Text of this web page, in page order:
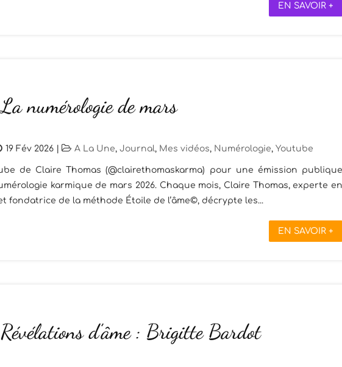
EN SAVOIR +
La numérologie de mars
19 Fév 2026 A La Une, Journal, Mes vidéos, Numérologie, Youtube
de Claire Thomas (@clairethomaskarma) pour une émission
karmique de mars 2026. Chaque mois, Claire Thomas, experte
fondatrice de la méthode Étoile de l’âme©, décrypte les...
EN SAVOIR +
Révélations d’âme : Brigitte Bardot